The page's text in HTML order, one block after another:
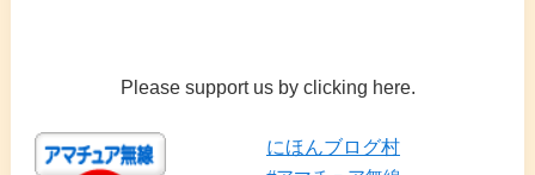
Please support us by clicking here.
にほんブログ村